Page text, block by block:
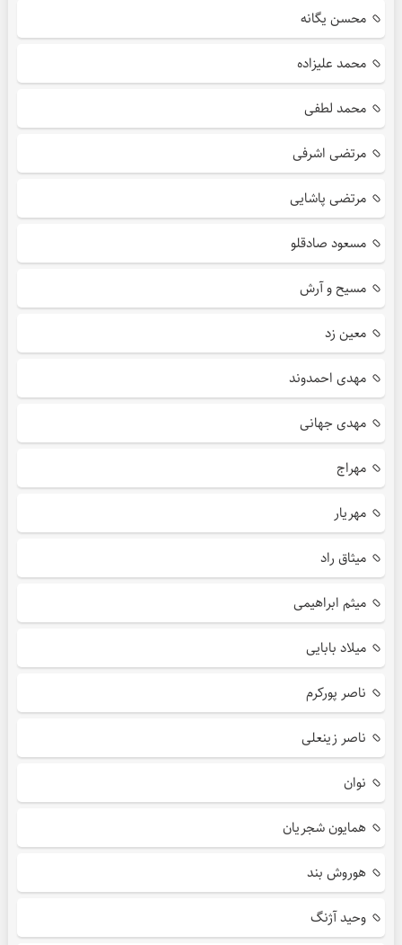
محسن یگانه
محمد علیزاده
محمد لطفی
مرتضی اشرفی
مرتضی پاشایی
مسعود صادقلو
مسیح و آرش
معین زد
مهدی احمدوند
مهدی جهانی
مهراج
مهریار
میثاق راد
میثم ابراهیمی
میلاد بابایی
ناصر پورکرم
ناصر زینعلی
نوان
همایون شجریان
هوروش بند
وحید آژنگ